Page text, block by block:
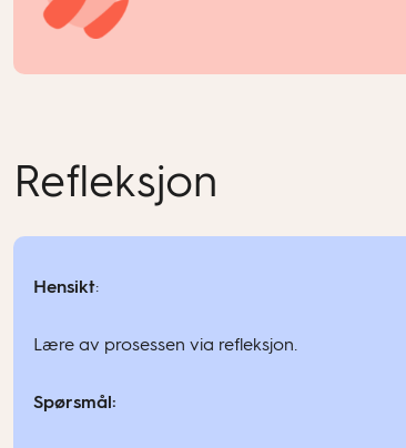
Refleksjon
Hensikt:
Lære av prosessen via refleksjon.
Spørsmål: